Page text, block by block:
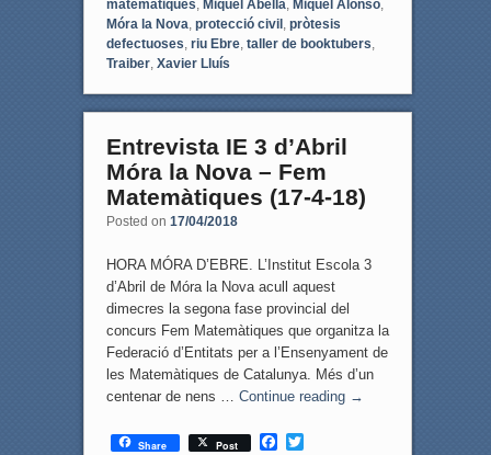
matemàtiques, Miquel Abella, Miquel Alonso,
Móra la Nova, protecció civil , pròtesis
defectuoses, riu Ebre, taller de booktubers,
Traiber, Xavier Lluís
Entrevista IE 3 d’Abril
Móra la Nova – Fem
Matemàtiques (17-4-18)
Posted on 17/04/2018
HORA MÓRA D’EBRE. L’Institut Escola 3
d’Abril de Móra la Nova acull aquest
dimecres la segona fase provincial del
concurs Fem Matemàtiques que organitza la
Federació d’Entitats per a l’Ensenyament de
les Matemàtiques de Catalunya. Més d’un
centenar de nens … Continue reading →
Share Post
F
T